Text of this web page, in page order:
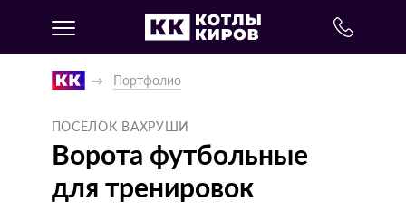
Портфолио
ПОСЁЛОК ВАХРУШИ
Ворота футбольные
для тренировок